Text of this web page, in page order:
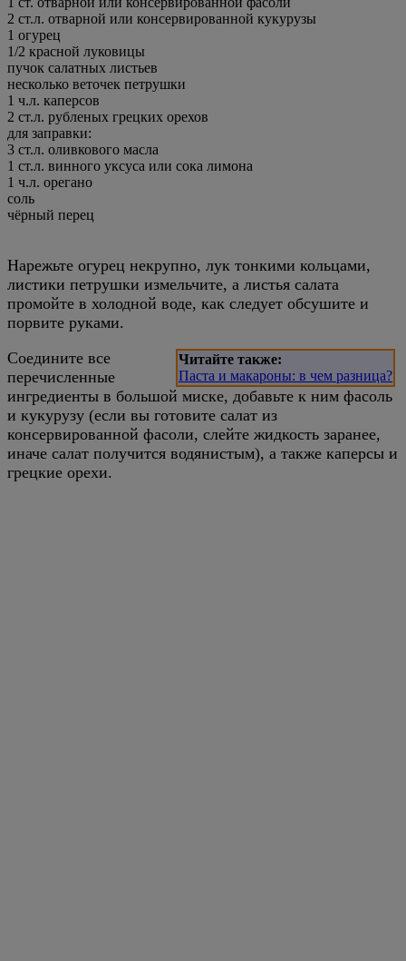
2 ст.л. отварной или консервированной кукурузы
1 огурец
1/2 красной луковицы
пучок салатных листьев
несколько веточек петрушки
1 ч.л. каперсов
2 ст.л. рубленых грецких орехов
для заправки:
3 ст.л. оливкового масла
1 ст.л. винного уксуса или сока лимона
1 ч.л. орегано
соль
чёрный перец
Нарежьте огурец некрупно, лук тонкими кольцами,
листики петрушки измельчите, а листья салата
промойте в холодной воде, как следует обсушите и
порвите руками.
Читайте также:
Паста и макароны: в чем разница?
Соедините все
перечисленные
ингредиенты в большой миске, добавьте к ним фасоль
и кукурузу (если вы готовите салат из
консервированной фасоли, слейте жидкость заранее,
иначе салат получится водянистым), а также каперсы и
грецкие орехи.